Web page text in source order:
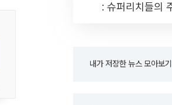
: 슈퍼리치들의
내가 저장한 뉴스 모아보기